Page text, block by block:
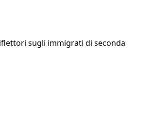
sugli immigrati di seconda